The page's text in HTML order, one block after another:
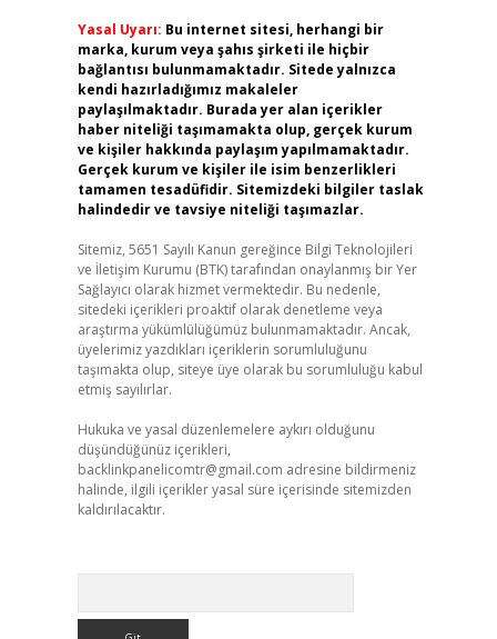
Yasal Uyarı: Bu internet sitesi, herhangi bir
marka, kurum veya şahıs şirketi ile hiçbir
bağlantısı bulunmamaktadır. Sitede yalnızca
kendi hazırladığımız makaleler
paylaşılmaktadır. Burada yer alan içerikler
haber niteliği taşımamakta olup, gerçek kurum
ve kişiler hakkında paylaşım yapılmamaktadır.
Gerçek kurum ve kişiler ile isim benzerlikleri
tamamen tesadüfidir. Sitemizdeki bilgiler taslak
halindedir ve tavsiye niteliği taşımazlar.
Sitemiz, 5651 Sayılı Kanun gereğince Bilgi Teknolojileri
ve İletişim Kurumu (BTK) tarafından onaylanmış bir Yer
Sağlayıcı olarak hizmet vermektedir. Bu nedenle,
sitedeki içerikleri proaktif olarak denetleme veya
araştırma yükümlülüğümüz bulunmamaktadır. Ancak,
üyelerimiz yazdıkları içeriklerin sorumluluğunu
taşımakta olup, siteye üye olarak bu sorumluluğu kabul
etmiş sayılırlar.
Hukuka ve yasal düzenlemelere aykırı olduğunu
düşündüğünüz içerikleri,
backlinkpanelicomtr@gmail.com adresine bildirmeniz
halinde, ilgili içerikler yasal süre içerisinde sitemizden
kaldırılacaktır.